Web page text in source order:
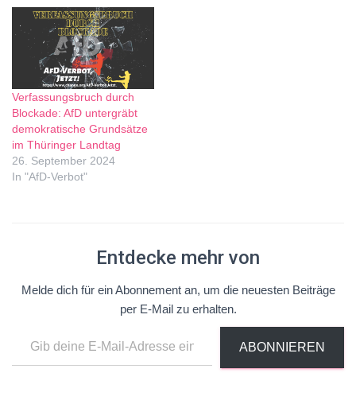
Verfassungsbruch durch
Blockade: AfD untergräbt
demokratische Grundsätze
im Thüringer Landtag
26. September 2024
In "AfD-Verbot"
Entdecke mehr von
Melde dich für ein Abonnement an, um die neuesten Beiträge
per E-Mail zu erhalten.
ABONNIEREN